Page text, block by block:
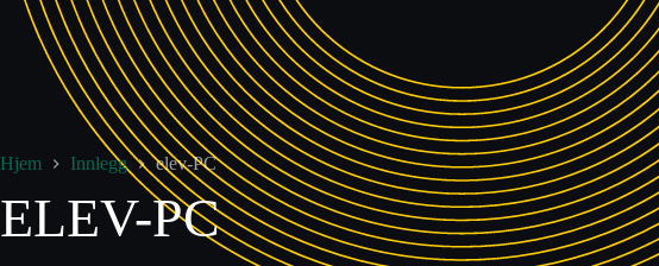
Hjem Innlegg elev-PC
ELEV-PC